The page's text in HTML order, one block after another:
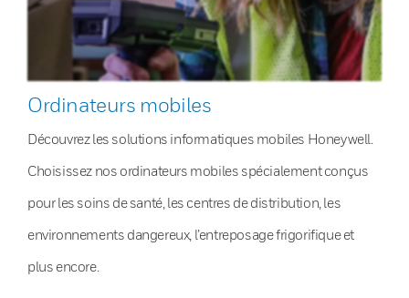
Ordinateurs mobiles
Découvrez les solutions informatiques mobiles Honeywell.
Choisissez nos ordinateurs mobiles spécialement conçus
pour les soins de santé, les centres de distribution, les
environnements dangereux, l’entreposage frigorifique et
plus encore.